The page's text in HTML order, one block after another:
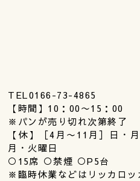
TEL0166-73-4865
【時間】10：00〜15：00
※パンが売り切れ次第終了
【休】［4月〜11月］日・
月・火曜日
○15席 ○禁煙 ○P5台
※臨時休業などはリッカロ